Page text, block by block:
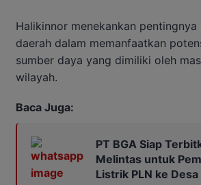
Halikinnor menekankan
daerah dalam memanfaatkan
sumber daya yang dimiliki oleh
wilayah.
Baca Juga:
PT BGA Siap
Melintas untuk
Listrik PLN ke